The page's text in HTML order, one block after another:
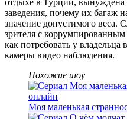
отдыхе в Турции, вынуждена
заведения, почему их багаж
значение допустимого веса.
зрителя с
как потребовать у владельца
камеры видео наблюдения.
Похожие шоу
Моя маленькая